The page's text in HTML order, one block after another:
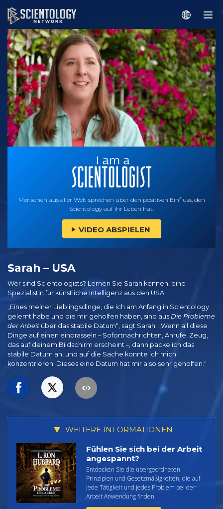
Menschen aus aller Welt sprechen über den positiven Einfluss, den
Scientology auf ihr Leben hat.
VIDEO ABSPIELEN
Sarah – USA
Wer sind Scientologists? Lernen Sie Sarah kennen, eine
Spezialistin für künstliche Intelligenz aus den USA.
„Eines meiner Lieblingsdinge, die ich am Anfang in Scientology
gelernt habe und die mir geholfen haben, sind aus Die Probleme
der Arbeit über das stabile Datum“, sagt Sarah. „Wenn all diese
Dinge auf einen einprasseln – Sofortnachrichten, Anrufe, Zeug,
das auf deinem Bildschirm erscheint –, dann packe ich das
stabile Datum an, und auf die Sache konnte ich mich
konzentrieren. Dieses eine Datum hat mir also sehr geholfen.“
WEITERE INFORMATIONEN
Fühlen Sie sich bei der Arbeit
angespannt?
Entdecken Sie die übergeordneten
Prinzipien und Gesetzmäßigkeiten, die auf
jede Tätigkeit und jedes Problem bei der
Arbeit Anwendung finden.